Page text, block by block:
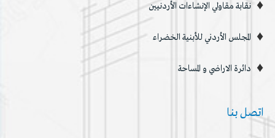
نقابة مقاولي الإنشاءات الأردنيين
المجلس الأردني للأبنية الخضراء
دائرة الاراضي و المساحة
اتصل بنا